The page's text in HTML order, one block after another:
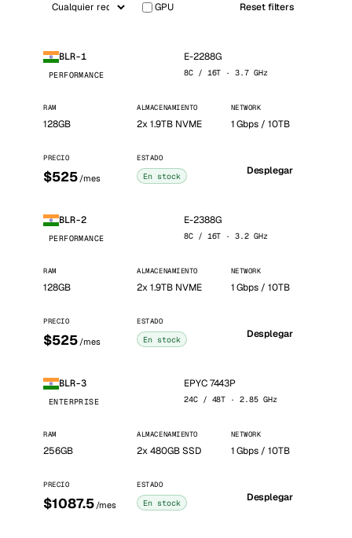
GPU Reset filters
BLR-1
PERFORMANCE
E-2288G
8C / 16T · 3.7 GHz
RAM
128GB
ALMACENAMIENTO
2x 1.9TB NVME
NETWORK
1 Gbps / 10TB
PRECIO
$525 /mes
ESTADO
En stock Desplegar
BLR-2
PERFORMANCE
E-2388G
8C / 16T · 3.2 GHz
RAM
128GB
ALMACENAMIENTO
2x 1.9TB NVME
NETWORK
1 Gbps / 10TB
PRECIO
$525 /mes
ESTADO
En stock Desplegar
BLR-3
ENTERPRISE
EPYC 7443P
24C / 48T · 2.85 GHz
RAM
256GB
ALMACENAMIENTO
2x 480GB SSD
NETWORK
1 Gbps / 10TB
PRECIO
$1087.5 /mes
ESTADO
En stock Desplegar